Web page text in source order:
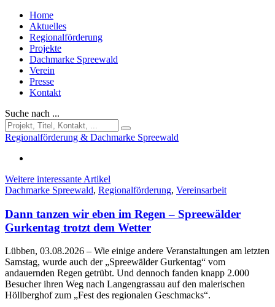
Home
Aktuelles
Regionalförderung
Projekte
Dachmarke Spreewald
Verein
Presse
Kontakt
Suche nach ...
Regionalförderung & Dachmarke Spreewald
Weitere interessante Artikel
Dachmarke Spreewald, Regionalförderung, Vereinsarbeit
Dann tanzen wir eben im Regen – Spreewälder
Gurkentag trotzt dem Wetter
Lübben, 03.08.2026 – Wie einige andere Veranstaltungen am letzten
Samstag, wurde auch der „Spreewälder Gurkentag“ vom
andauernden Regen getrübt. Und dennoch fanden knapp 2.000
Besucher ihren Weg nach Langengrassau auf den malerischen
Höllberghof zum „Fest des regionalen Geschmacks“.